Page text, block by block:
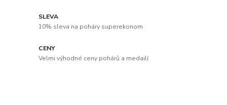
SLEVA
10% sleva na poháry superekonom
CENY
Velmi výhodné ceny pohárů a medailí